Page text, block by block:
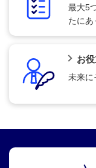
最大5
たにあ
お
未来に